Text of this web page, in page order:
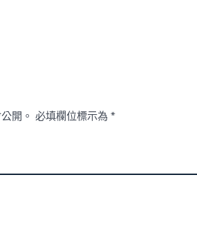
開。 必填欄位標示為 *